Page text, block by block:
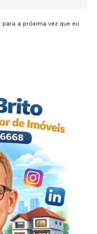
para a próxima vez que eu